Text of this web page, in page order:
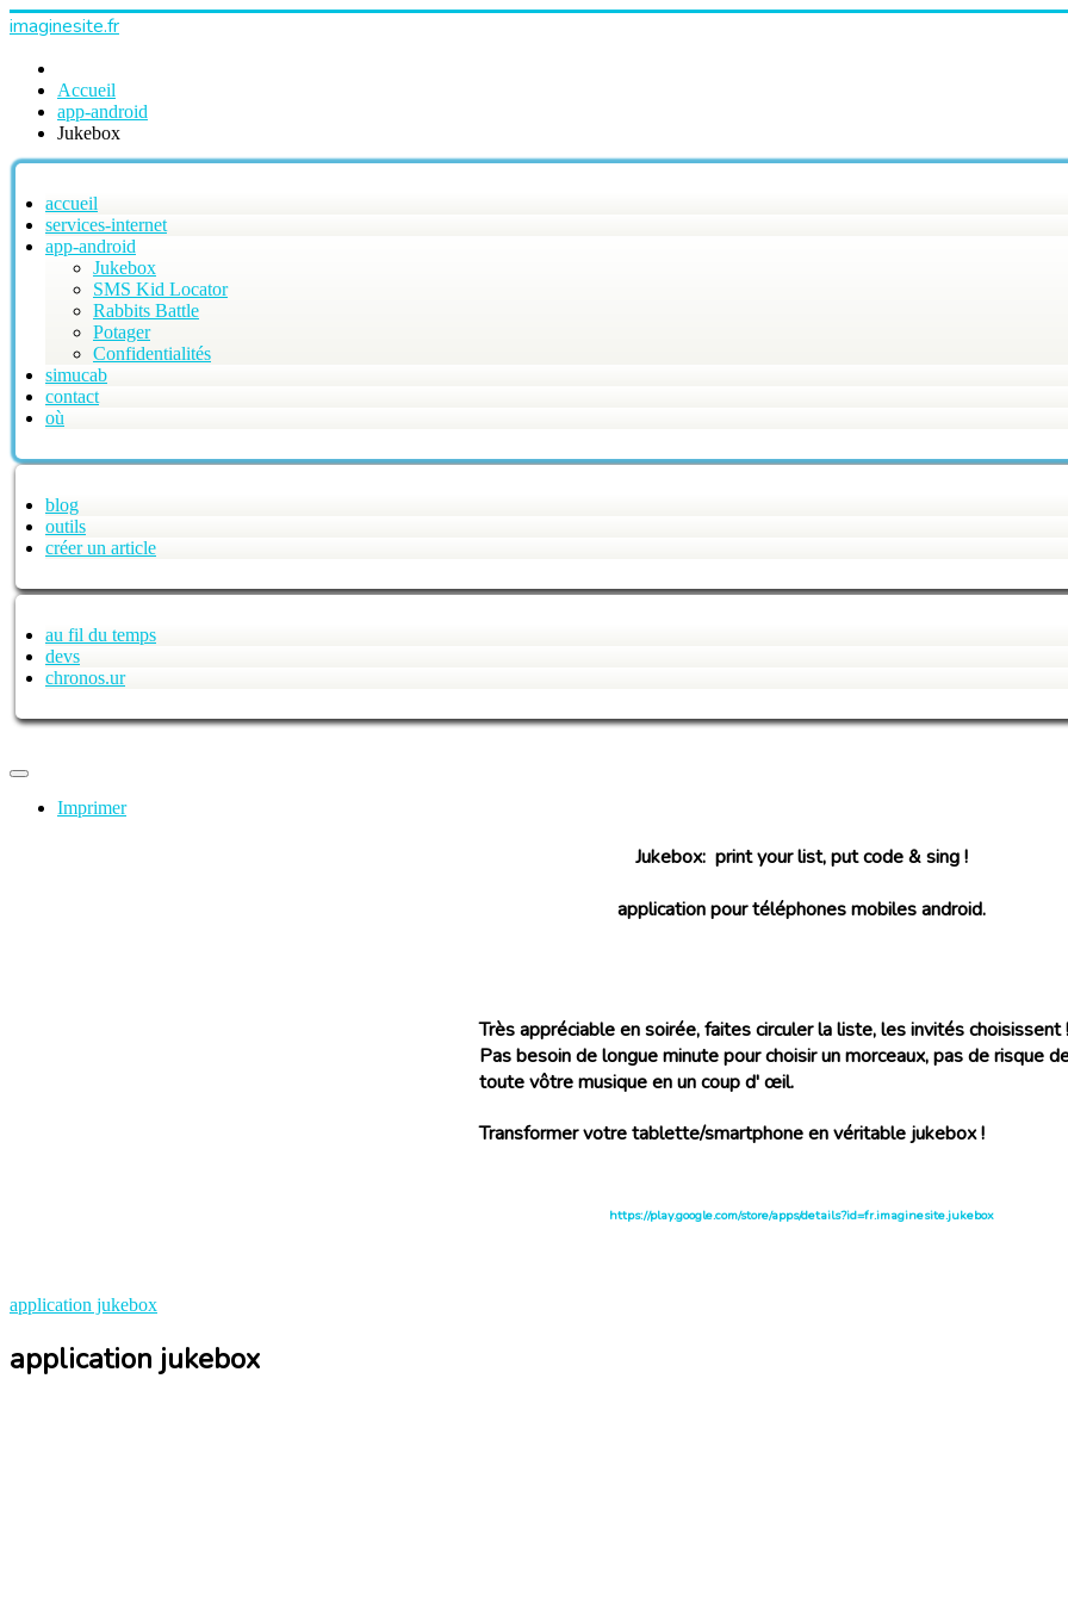
imaginesite.fr
Accueil
app-android
Jukebox
accueil
services-internet
app-android
Jukebox
SMS Kid Locator
Rabbits Battle
Potager
Confidentialités
simucab
contact
où
blog
outils
créer un article
au fil du temps
devs
chronos.ur
Imprimer
Jukebox: print your list, put code & sing !
application pour téléphones mobiles android.
Très appréciable en soirée, faites circuler la liste, les invités choisissent !
Pas besoin de longue minute pour choisir un morceaux, pas de risque
toute vôtre musique en un coup d' œil.
Transformer votre tablette/smartphone en véritable jukebox !
https://play.google.com/store/apps/details?id=fr.imaginesite.jukebox
application jukebox
application jukebox